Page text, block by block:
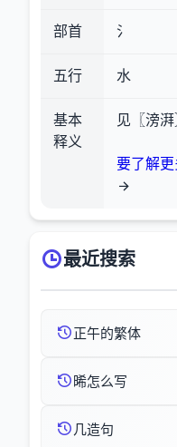
部首 氵
五行 水
基本
释义
见〖滂湃
要了解更
最近搜索
正午的繁体
晞怎么写
几造句